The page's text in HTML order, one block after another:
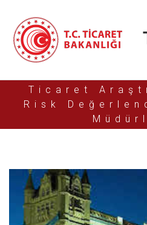
Ticaret
Risk